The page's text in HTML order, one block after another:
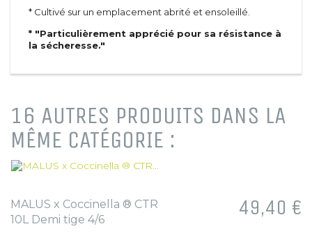
* Cultivé sur un emplacement abrité et ensoleillé.
* "Particulièrement apprécié pour sa résistance à
la sécheresse."
16 AUTRES PRODUITS DANS LA
MÊME CATÉGORIE :
MALUS x Coccinella ® CTR
10L Demi tige 4/6
Prix
49,40 €